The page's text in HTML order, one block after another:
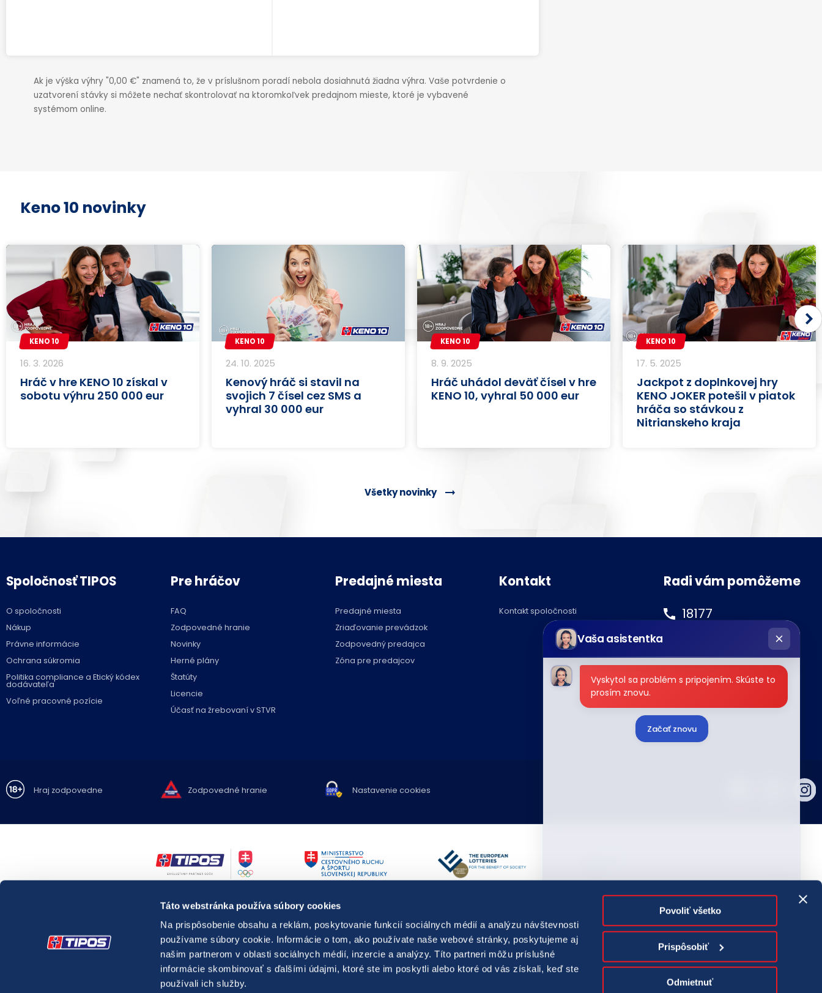
Táto webstránka používa súbory cookies
Na prispôsobenie obsahu a reklám, poskytovanie funkcií sociálnych médií a analýzu návštevnosti
používame súbory cookie. Informácie o tom, ako používate naše webové stránky, poskytujeme aj
našim partnerom v oblasti sociálnych médií, inzercie a analýzy. Títo partneri môžu príslušné
informácie skombinovať s ďalšími údajmi, ktoré ste im poskytli alebo ktoré od vás získali, keď ste
používali ich služby.
Povoliť všetko
Prispôsobiť
Odmietnuť
Ak je výška výhry "0,00 €" znamená to, že v príslušnom poradí nebola dosiahnutá žiadna výhra. Vaše potvrdenie o
uzatvorení stávky si môžete nechať skontrolovať na ktoromkoľvek predajnom mieste, ktoré je vybavené
systémom online.
Keno 10 novinky
KENO 10
16. 3. 2026
Hráč v hre KENO 10 získal v
sobotu výhru 250 000 eur
KENO 10
24. 10. 2025
Kenový hráč si stavil na
svojich 7 čísel cez SMS a
vyhral 30 000 eur
KENO 10
8. 9. 2025
Hráč uhádol deväť čísel v hre
KENO 10, vyhral 50 000 eur
KENO 10
17. 5. 2025
Jackpot z doplnkovej hry
KENO JOKER potešil v piatok
hráča so stávkou z
Nitrianskeho kraja
Všetky novinky
Radi vám pomôžeme
18177
podnety@tipos.sk
Spoločnosť TIPOS
O spoločnosti
Nákup
Právne informácie
Ochrana súkromia
Politika compliance a Etický kódex
dodávateľa
Voľné pracovné pozície
Pre hráčov
FAQ
Zodpovedné hranie
Novinky
Herné plány
Štatúty
Licencie
Účasť na žrebovaní v STVR
Predajné miesta
Predajné miesta
Zriaďovanie prevádzok
Zodpovedný predajca
Zóna pre predajcov
Kontakt
Kontakt spoločnosti
Hraj zodpovedne Zodpovedné hranie Nastavenie cookies
Zákaz hrania hazardných hier osobám mladším ako 18 rokov.
Hazardné hry predstavujú riziko vysokých finančných strát.
Nadmerné hranie prináša so sebou možnézdravotné riziká.
V prípade potreby môžete kontaktovať Linku pomoci pre problémy s hraním,resp. kontaktovať
relevantnúšpecializovanú zdravotnícku inštitúciu pôsobiacu v oblasti prevencie, diagnostiky a liečby
látkových a nelátkových závislostí.
správcu registra vylúčených osôb.
TIPOS využíva spravodajstvo a fotografie tlačovej agentúry TASR. Všetky práva vyhradené.
Publikovanie alebo ďalšie šírenie správ, fotografií a záznamov zo zdrojov TASR je bez
predchádzajúceho písomného súhlasu TASR porušením autorského zákona.
Diela odvysielané v rámci audiovizuálnej mediálnej služby na požiadanie TIPOS TV sú európskymi
dielami.
© Copyright 2026 TIPOS, národná lotériová spoločnosť, a. s.
Vaša asistentka
Chatbot
píše
Vyskytol sa problém s pripojením. Skúste to
prosím znovu.
Začať znovu